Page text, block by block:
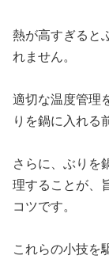
熱が高すぎると
れません。
適切な温度管理
りを鍋に入れる
さらに、ぶりを
理することが、
コツです。
これらの小技を